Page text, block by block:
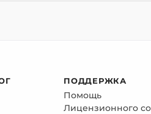
ПОДДЕРЖКА
Помощь
Лицензионного